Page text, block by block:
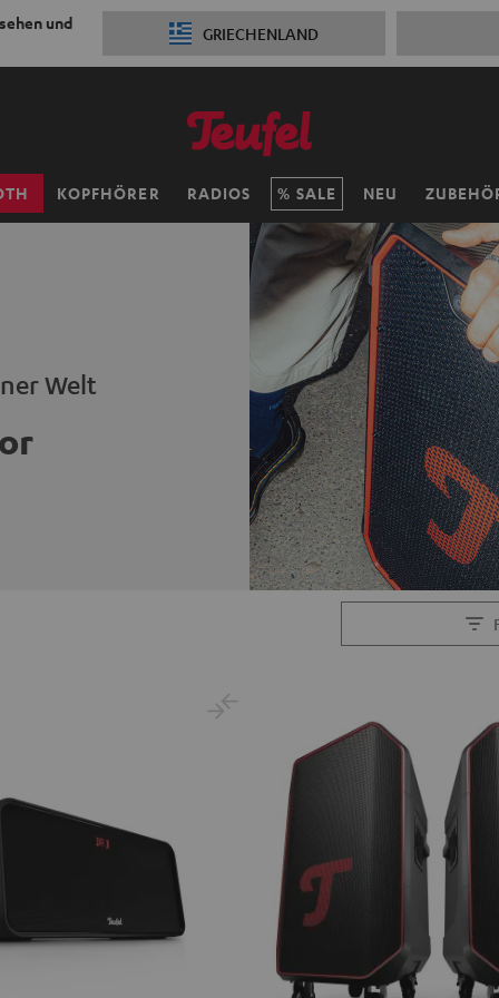
und
GRIECHENLAND
KOPFHÖRER RADIOS SALE NEU
Welt